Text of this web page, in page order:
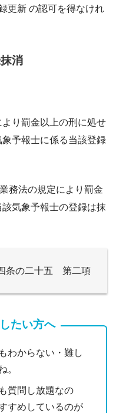
更新 の認可を得なけれ
消
り罰金以上の刑に処せ
予報士に係る当該登録
務法の規定により罰金
気象予報士の登録は抹
条の二十五 第二項
たい方へ
わからない・難し
。
質問し放題なの
すめしているのが